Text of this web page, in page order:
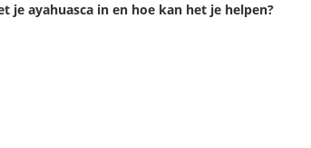
je ayahuasca in en hoe kan het je helpen?